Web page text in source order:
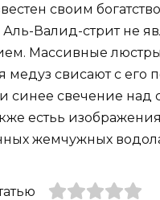
своим
Валид-стрит не
Массивные
медуз свисают с его
синее свечение над
естьь изображения
жемчужных